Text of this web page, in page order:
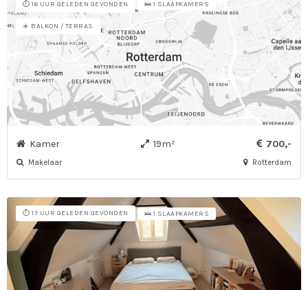
⏱️ 16 UUR GELEDEN GEVONDEN 🛌 1 SLAAPKAMERS
☀️ BALKON / TERRAS
Kamer 19m² 700,-
Makelaar Rotterdam
⏱️ 17 UUR GELEDEN GEVONDEN 🛌 1 SLAAPKAMERS